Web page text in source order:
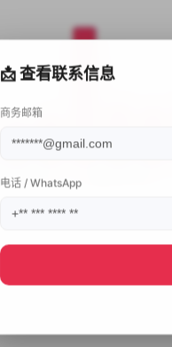
📩 查看联系信息
商务邮箱
电话 / WhatsApp